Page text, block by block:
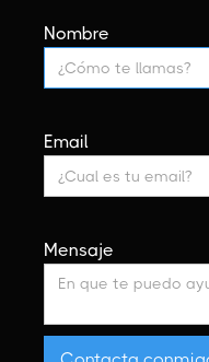
Nombre
Email
Mensaje